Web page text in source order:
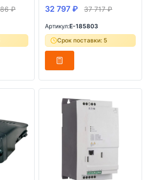
₽ 32 797 ₽ 37 717₽
Артикул:E-185803
Срок поставки: 5